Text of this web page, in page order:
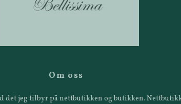
Om oss
jeg tilbyr på nettbutikken og butikken.